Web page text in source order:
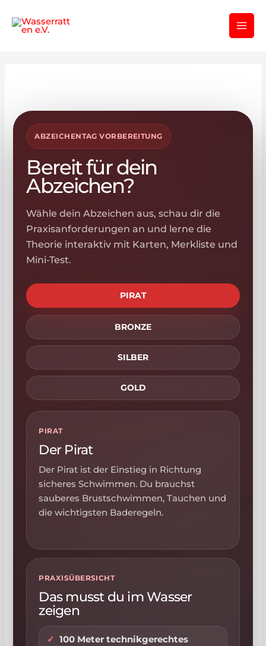
Inhalt
springen
ABZEICHENTAG VORBEREITUNG
Bereit für dein
Abzeichen?
Wähle dein Abzeichen aus, schau dir die
Praxisanforderungen an und lerne die
Theorie interaktiv mit Karten, Merkliste und
Mini-Test.
PIRAT
BRONZE
SILBER
GOLD
PIRAT
Der Pirat
Der Pirat ist der Einstieg in Richtung
sicheres Schwimmen. Du brauchst
sauberes Brustschwimmen, Tauchen und
die wichtigsten Baderegeln.
PRAXISÜBERSICHT
Das musst du im Wasser
zeigen
100 Meter technikgerechtes